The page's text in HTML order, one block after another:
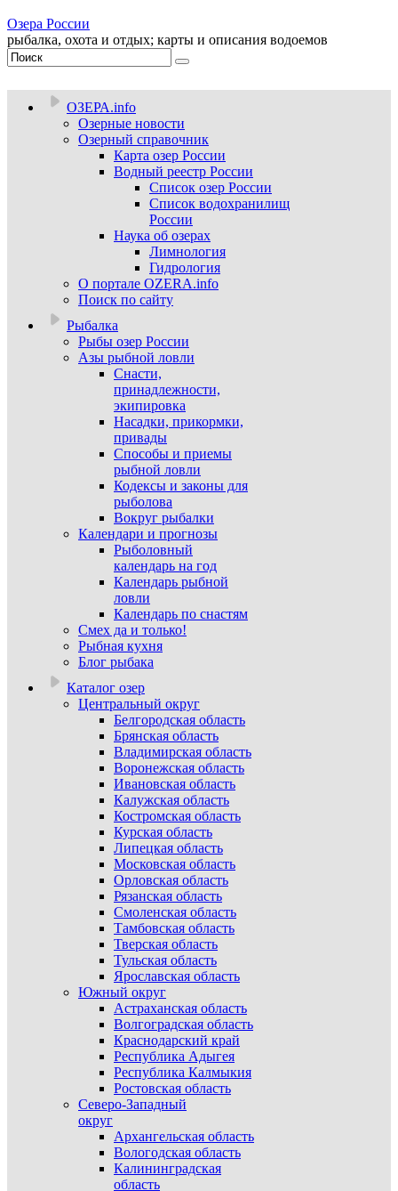
Озера России
рыбалка, охота и отдых; карты и описания водоемов
ОЗЕРА.info
Озерные новости
Озерный справочник
Карта озер России
Водный реестр России
Список озер России
Список водохранилищ
России
Наука об озерах
Лимнология
Гидрология
О портале OZERA.info
Поиск по сайту
Рыбалка
Рыбы озер России
Азы рыбной ловли
Снасти,
принадлежности,
экипировка
Насадки, прикормки,
привады
Способы и приемы
рыбной ловли
Кодексы и законы для
рыболова
Вокруг рыбалки
Календари и прогнозы
Рыболовный
календарь на год
Календарь рыбной
ловли
Календарь по снастям
Смех да и только!
Рыбная кухня
Блог рыбака
Каталог озер
Центральный округ
Белгородская область
Брянская область
Владимирская область
Воронежская область
Ивановская область
Калужская область
Костромская область
Курская область
Липецкая область
Московская область
Орловская область
Рязанская область
Смоленская область
Тамбовская область
Тверская область
Тульская область
Ярославская область
Южный округ
Астраханская область
Волгоградская область
Краснодарский край
Республика Адыгея
Республика Калмыкия
Ростовская область
Северо-Западный
округ
Архангельская область
Вологодская область
Калининградская
область